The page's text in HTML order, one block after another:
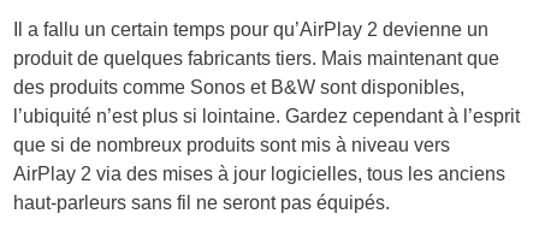
Il a fallu un certain temps pour qu’AirPlay 2 devienne un
produit de quelques fabricants tiers. Mais maintenant que
des produits comme Sonos et B&W sont disponibles,
l’ubiquité n’est plus si lointaine. Gardez cependant à l’esprit
que si de nombreux produits sont mis à niveau vers
AirPlay 2 via des mises à jour logicielles, tous les anciens
haut-parleurs sans fil ne seront pas équipés.